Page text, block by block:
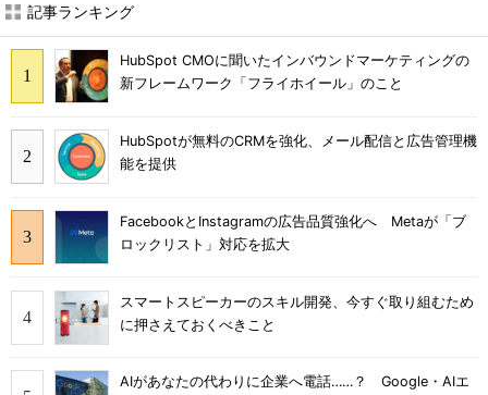
記事ランキング
HubSpot CMOに聞いたインバウンドマーケティングの
新フレームワーク「フライホイール」のこと
HubSpotが無料のCRMを強化、メール配信と広告管理機
能を提供
FacebookとInstagramの広告品質強化へ Metaが「ブ
ロックリスト」対応を拡大
スマートスピーカーのスキル開発、今すぐ取り組むため
に押さえておくべきこと
AIがあなたの代わりに企業へ電話……？ Google・AIエ